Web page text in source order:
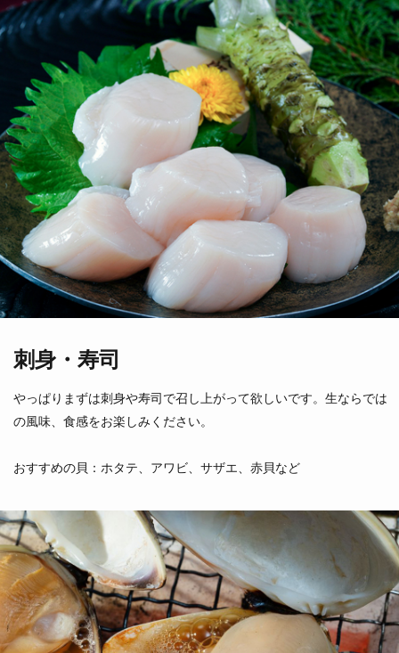
（北海道・三陸）
（愛知県他）
本ミル貝
（愛知県他）
蝦夷鮑
えぞあわび
（三陸・北海道）
くろあわび
（三重県他）
（千葉県他）
刺身・寿司
やっぱりまずは刺身や寿司で召し上がって欲しいです。生ならでは
の風味、食感をお楽しみください。
おすすめの貝：ホタテ、アワビ、サザエ、赤貝など